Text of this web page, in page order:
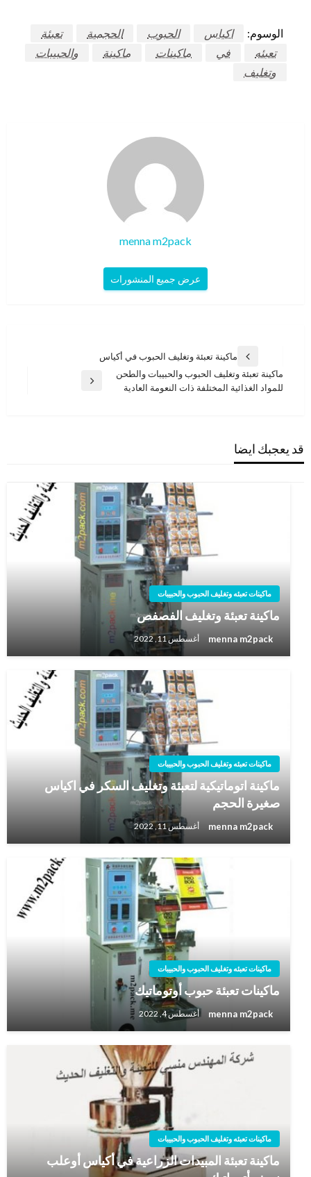
الوسوم: اكياس الحبوب الحجمية
تعبئة
تعبئه
في ماكينات ماكينة
والحبيبات
وتغليف
menna m2pack
عرض جميع المنشورات
المقالات
المقالة
السابقة
ماكينة تعبئة وتغليف الحبوب في أكياس
المقالة
ماكينة تعبئة وتغليف الحبوب والحبيبات والطحن
للمواد الغذائية المختلفة ذات النعومة العادية
قد يعجبك ايضا
ماكينات تعبئه وتغليف الحبوب والحبيبات
ماكينة تعبئة وتغليف الفصفص
menna m2pack أغسطس 11, 2022
ماكينات تعبئه وتغليف الحبوب والحبيبات
ماكينة اتوماتيكية لتعبئة وتغليف السكر في اكياس
صغيرة الحجم
menna m2pack أغسطس 11, 2022
ماكينات تعبئه وتغليف الحبوب والحبيبات
ماكينات تعبئة حبوب أوتوماتيك
menna m2pack أغسطس 4, 2022
ماكينات تعبئه وتغليف الحبوب والحبيبات
ماكينة تعبئة المبيدات الزراعية في أكياس أوعلب